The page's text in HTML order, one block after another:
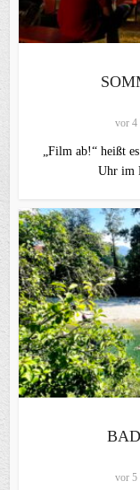
vor 4
„Film ab!“ heißt
Uhr im
vor 5